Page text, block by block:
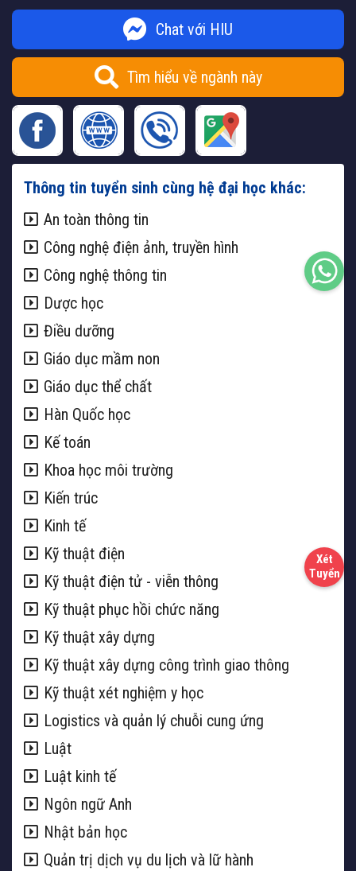
Chat với HIU
Tìm hiểu về ngành này
Thông tin tuyển sinh cùng hệ đại học khác:
An toàn thông tin
Công nghệ điện ảnh, truyền hình
Công nghệ thông tin
Dược học
Điều dưỡng
Giáo dục mầm non
Giáo dục thể chất
Hàn Quốc học
Kế toán
Khoa học môi trường
Kiến trúc
Kinh tế
Kỹ thuật điện
Kỹ thuật điện tử - viễn thông
Kỹ thuật phục hồi chức năng
Kỹ thuật xây dựng
Kỹ thuật xây dựng công trình giao thông
Kỹ thuật xét nghiệm y học
Logistics và quản lý chuỗi cung ứng
Luật
Luật kinh tế
Ngôn ngữ Anh
Nhật bản học
Quản trị dịch vụ du lịch và lữ hành